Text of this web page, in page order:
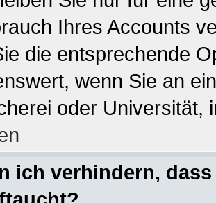
Ihres Accounts
die entsprechende
wenn Sie an
oder Universität,
ich verhindern,